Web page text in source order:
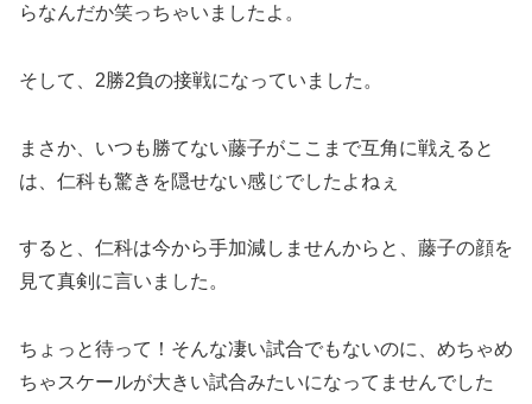
らなんだか笑っちゃいましたよ。
そして、2勝2負の接戦になっていました。
まさか、いつも勝てない藤子がここまで互角に戦えると
は、仁科も驚きを隠せない感じでしたよねぇ
すると、仁科は今から手加減しませんからと、藤子の顔を
見て真剣に言いました。
ちょっと待って！そんな凄い試合でもないのに、めちゃめ
ちゃスケールが大きい試合みたいになってませんでした